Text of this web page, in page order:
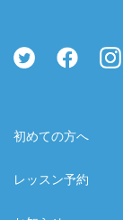
初めての方へ
レッスン予約